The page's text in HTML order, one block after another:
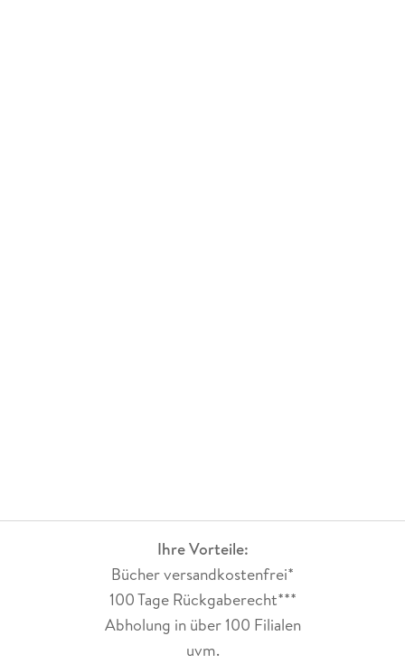
Ihre Vorteile:
Bücher versandkostenfrei*
100 Tage Rückgaberecht***
Abholung in über 100 Filialen
uvm.